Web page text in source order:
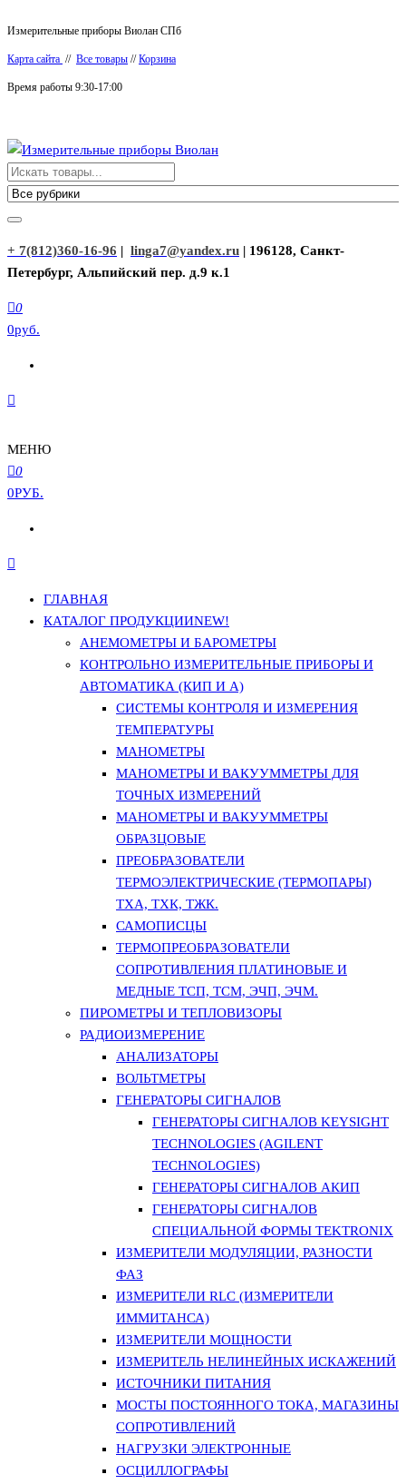
к
содержимому
Измерительные приборы Виолан СПб
Карта сайта // Все товары //Корзина
Время работы 9:30-17:00
Измерительные приборы Виолан
+ 7(812)360-16-96 | linga7@yandex.ru | 196128, Санкт-
Петербург, Альпийский пер. д.9 к.1
0
0руб.
МЕНЮ
0
0РУБ.
ГЛАВНАЯ
КАТАЛОГ ПРОДУКЦИИNEW!
АНЕМОМЕТРЫ И БАРОМЕТРЫ
КОНТРОЛЬНО ИЗМЕРИТЕЛЬНЫЕ ПРИБОРЫ И
АВТОМАТИКА (КИП И А)
СИСТЕМЫ КОНТРОЛЯ И ИЗМЕРЕНИЯ
ТЕМПЕРАТУРЫ
МАНОМЕТРЫ
МАНОМЕТРЫ И ВАКУУММЕТРЫ ДЛЯ
ТОЧНЫХ ИЗМЕРЕНИЙ
МАНОМЕТРЫ И ВАКУУММЕТРЫ
ОБРАЗЦОВЫЕ
ПРЕОБРАЗОВАТЕЛИ
ТЕРМОЭЛЕКТРИЧЕСКИЕ (ТЕРМОПАРЫ)
ТХА, ТХК, ТЖК.
САМОПИСЦЫ
ТЕРМОПРЕОБРАЗОВАТЕЛИ
СОПРОТИВЛЕНИЯ ПЛАТИНОВЫЕ И
МЕДНЫЕ ТСП, ТСМ, ЭЧП, ЭЧМ.
ПИРОМЕТРЫ И ТЕПЛОВИЗОРЫ
РАДИОИЗМЕРЕНИЕ
АНАЛИЗАТОРЫ
ВОЛЬТМЕТРЫ
ГЕНЕРАТОРЫ СИГНАЛОВ
ГЕНЕРАТОРЫ СИГНАЛОВ KEYSIGHT
TECHNOLOGIES (AGILENT
TECHNOLOGIES)
ГЕНЕРАТОРЫ СИГНАЛОВ АКИП
ГЕНЕРАТОРЫ СИГНАЛОВ
СПЕЦИАЛЬНОЙ ФОРМЫ TEKTRONIX
ИЗМЕРИТЕЛИ МОДУЛЯЦИИ, РАЗНОСТИ
ФАЗ
ИЗМЕРИТЕЛИ RLC (ИЗМЕРИТЕЛИ
ИММИТАНСА)
ИЗМЕРИТЕЛИ МОЩНОСТИ
ИЗМЕРИТЕЛЬ НЕЛИНЕЙНЫХ ИСКАЖЕНИЙ
ИСТОЧНИКИ ПИТАНИЯ
МОСТЫ ПОСТОЯННОГО ТОКА, МАГАЗИНЫ
СОПРОТИВЛЕНИЙ
НАГРУЗКИ ЭЛЕКТРОННЫЕ
ОСЦИЛЛОГРАФЫ